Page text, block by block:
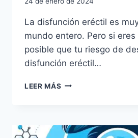
La disfunción eréctil es
mundo entero. Pero si
posible que tu riesgo de
disfunción eréctil…
LEER MÁS